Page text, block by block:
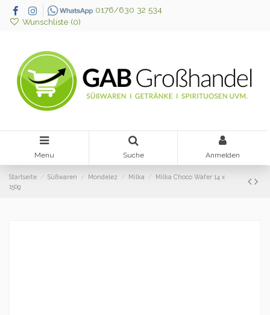
0176/630 32 534
Wunschliste (0)
Menu Suche Anmelden
Startseite Süßwaren Mondelez Milka
Milka Choco Wafer 14 x
150g